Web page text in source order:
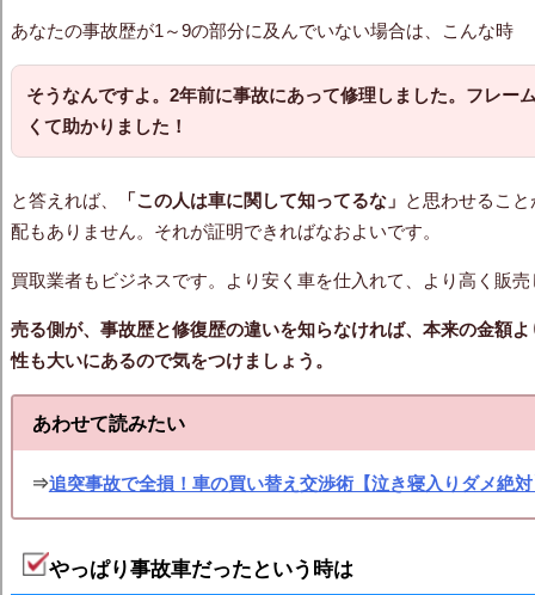
あなたの事故歴が1～9の部分に及んでいない場合は、こんな時
そうなんですよ。2年前に事故にあって修理しました。フレー
くて助かりました！
と答えれば、 「この人は車に関して知ってるな」
と思わせるこ
配もありません。それが証明できればなおよいです。
買取業者もビジネスです。より安く車を仕入れて、より高く販
売る側が、事故歴と修復歴の違いを知らなければ、本来の金額
性も大いにあるので気をつけましょう。
あわせて読みたい
⇒追突事故で全損！車の買い替え交渉術【泣き寝入りダメ絶
やっぱり事故車だったという時は